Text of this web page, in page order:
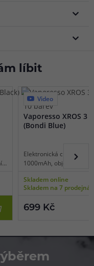
líbit
Video
10 barev
Vaporesso XROS 3
(Bondi Blue)
Elektronická cigareta -
1000mAh, objem 2ml,
regulace air-flow,
odporu, kapesní
Skladem online
Skladem na 7
699 Kč